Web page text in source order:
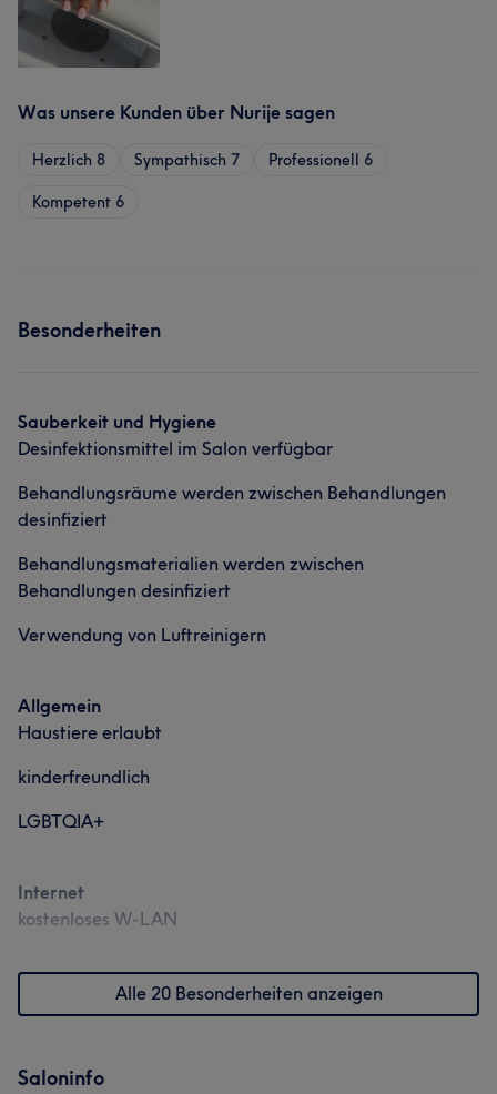
Was unsere Kunden über Nurije sagen
Herzlich 8 Sympathisch 7 Professionell 6
Kompetent 6
Besonderheiten
Sauberkeit und Hygiene
Desinfektionsmittel im Salon verfügbar
Behandlungsräume werden zwischen Behandlungen
desinfiziert
Behandlungsmaterialien werden zwischen
Behandlungen desinfiziert
Verwendung von Luftreinigern
Allgemein
Haustiere erlaubt
kinderfreundlich
LGBTQIA+
Internet
kostenloses W-LAN
Alle 20 Besonderheiten anzeigen
Saloninfo